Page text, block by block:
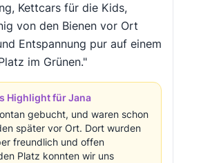
Kettcars für die Kids,
von den Bienen vor Ort
Entspannung pur auf einem
im Grünen."
Highlight für Jana
gebucht, und waren schon
später vor Ort. Dort wurden
freundlich und offen
Platz konnten wir uns